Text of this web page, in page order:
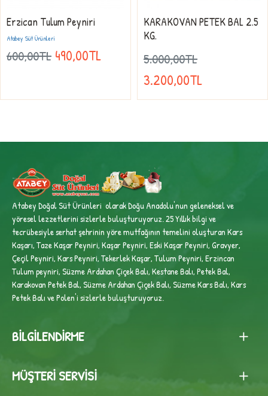
Atabey Süt Ürünleri
Erzican Tulum Peyniri
600,00TL 490,00TL
KARAKOVAN PETEK BAL 2.5
KG.
5.000,00TL
3.200,00TL
Atabey Doğal Süt Ürünleri olarak Doğu Anadolu'nun geleneksel ve
yöresel lezzetlerini sizlerle buluşturuyoruz. 25 Yıllık bilgi ve
tecrübesiyleserhat şehrinin yöre mutfağının temelini oluşturan Kars
Kaşarı, Taze Kaşar Peyniri, Kaşar Peyniri, Eski Kaşar Peyniri, Gravyer,
Çeçil Peyniri, Kars Peyniri, Tekerlek Kaşar, Tulum Peyniri, Erzincan
Tulum peyniri,Süzme Ardahan Çiçek Balı, Kestane Balı, Petek Bal,
Karakovan Petek Bal, Süzme Ardahan Çiçek Balı, Süzme Kars Balı, Kars
Petek Balı ve Polen'i sizlerle buluşturuyoruz.
BILGILENDIRME
MÜŞTERI SERVISI